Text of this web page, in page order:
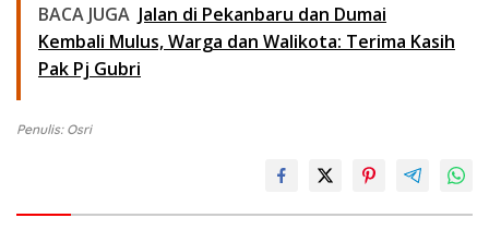
BACA JUGA Jalan di Pekanbaru dan Dumai
Kembali Mulus, Warga dan Walikota: Terima Kasih
Pak Pj Gubri
Penulis: Osri